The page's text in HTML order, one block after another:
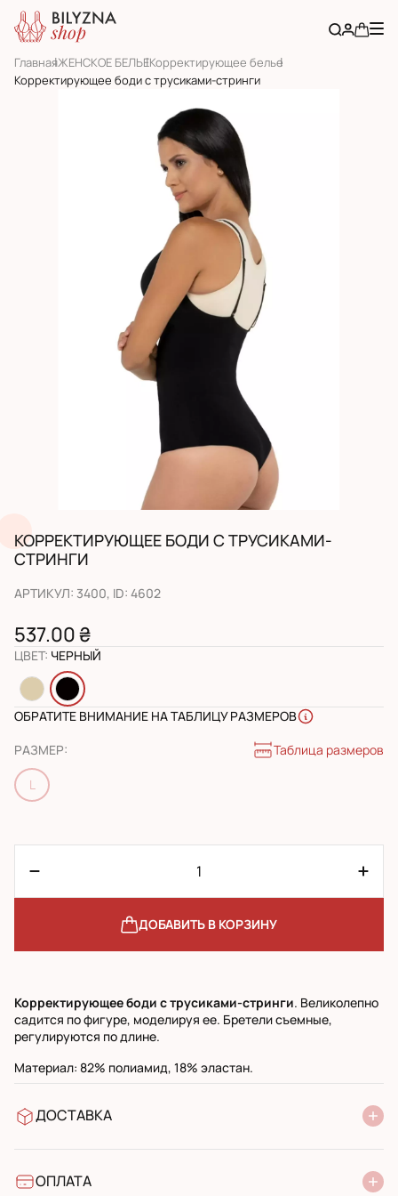
ГлавнаяЖЕНСКОЕ БЕЛЬЕКорректирующее белье
Корректирующее боди с трусиками-стринги
КОРРЕКТИРУЮЩЕЕ БОДИ С ТРУСИКАМИ-
СТРИНГИ
АРТИКУЛ: 3400, ID: 4602
537.00 ₴
ЦВЕТ: ЧЕРНЫЙ
ОБРАТИТЕ ВНИМАНИЕ НА ТАБЛИЦУ РАЗМЕРОВ
РАЗМЕР: Таблица размеров
L
ДОБАВИТЬ В КОРЗИНУ
Корректирующее боди с трусиками-стринги. Великолепно
садится по фигуре, моделируя ее. Бретели съемные,
регулируются по длине.
Материал: 82% полиамид, 18% эластан.
ДОСТАВКА
УкрПочта стандарт
ОПЛАТА